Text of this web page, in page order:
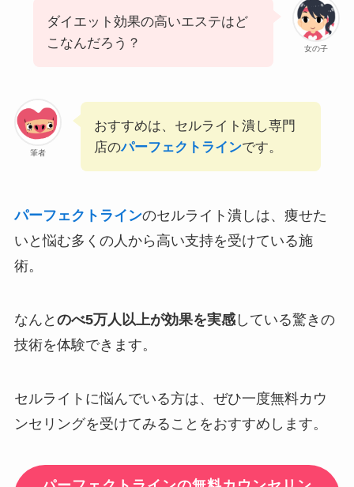
女の子
ダイエット効果の高いエステはど
こなんだろう？
筆者
おすすめは、セルライト潰し専門
店のパーフェクトラインです。
パーフェクトラインのセルライト潰しは、痩せた
いと悩む多くの人から高い支持を受けている施
術。
なんと のべ5万人以上が効果を実感している驚きの
技術を体験できます。
セルライトに悩んでいる方は、ぜひ一度無料カウ
ンセリングを受けてみることをおすすめします。